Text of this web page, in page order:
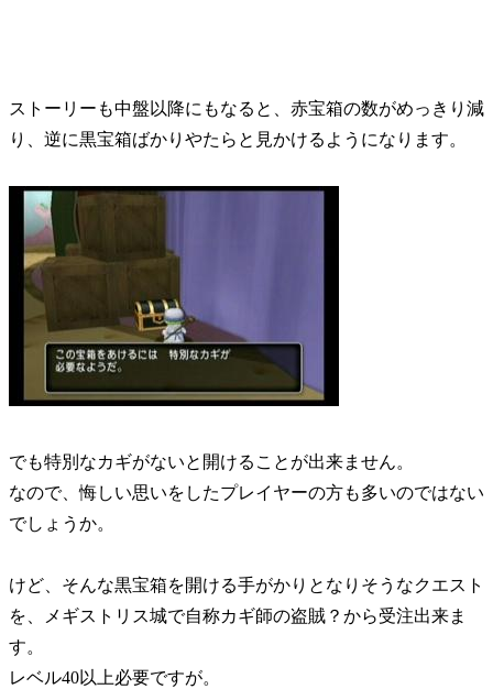
ストーリーも中盤以降にもなると、赤宝箱の数がめっきり減
り、逆に黒宝箱ばかりやたらと見かけるようになります。
でも特別なカギがないと開けることが出来ません。
なので、悔しい思いをしたプレイヤーの方も多いのではない
でしょうか。
けど、そんな黒宝箱を開ける手がかりとなりそうなクエスト
を、メギストリス城で自称カギ師の盗賊？から受注出来ま
す。
レベル40以上必要ですが。